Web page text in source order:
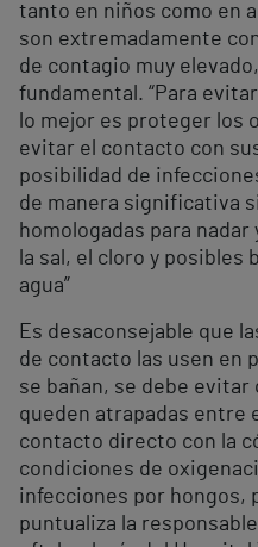
tanto en niños como en
son extremadamente
de contagio muy
fundamental. “Para
lo mejor es proteger los
evitar el contacto con
posibilidad de
de manera significativa
homologadas para
la sal, el cloro y posibles
agua”
Es desaconsejable que
de contacto las usen en
se bañan, se debe evitar
queden atrapadas entre
contacto directo con la
condiciones de
infecciones por hongos,
puntualiza la